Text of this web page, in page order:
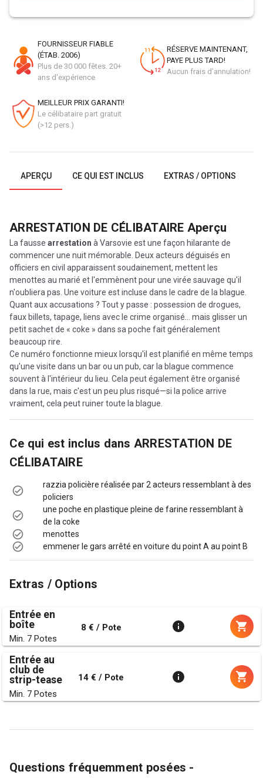
FOURNISSEUR FIABLE
(ÉTAB. 2006)
Plus de 30 000 fêtes. 20+
ans d'expérience
RÉSERVE MAINTENANT,
PAYE PLUS TARD!
Aucun frais d’annulation!
MEILLEUR PRIX GARANTI!
Le célibataire part gratuit
(>12 pers.)
APERÇU CE QUI EST INCLUS EXTRAS / OPTIONS
ARRESTATION DE CÉLIBATAIRE Aperçu
La fausse arrestation à Varsovie est une façon hilarante de
commencer une nuit mémorable. Deux acteurs déguisés en
officiers en civil apparaissent soudainement, mettent les
menottes au marié et l'emmènent pour une virée sauvage qu'il
n'oubliera pas. Une voiture est incluse dans le cadre de la blague.
Quant aux accusations ? Tout y passe : possession de drogues,
faux billets, tapage, liens avec le crime organisé... mais glisser un
petit sachet de « coke » dans sa poche fait généralement
beaucoup rire.
Ce numéro fonctionne mieux lorsqu'il est planifié en même temps
qu'une visite dans un bar ou un pub, car la blague commence
souvent à l'intérieur du lieu. Cela peut également être organisé
dans la rue, mais c'est un peu plus risqué—si la police arrive
vraiment, cela peut ruiner toute la blague.
Ce qui est inclus dans ARRESTATION DE
CÉLIBATAIRE
razzia policière réalisée par 2 acteurs ressemblant à des
policiers
une poche en plastique pleine de farine ressemblant à
de la coke
menottes
emmener le gars arrêté en voiture du point A au point B
Extras / Options
Entrée en
boîte
Min. 7 Potes
8 € / Pote
Entrée au
club de
strip-tease
Min. 7 Potes
14 € / Pote
Questions fréquemment posées -